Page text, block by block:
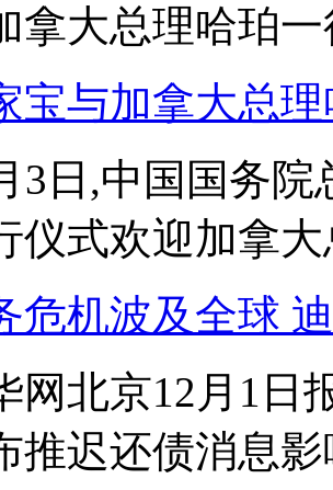
拿大总理哈珀
宝与加拿大总
3日,中国国务
仪式欢迎加拿
危机波及全球
网北京12月1日
推迟还债消息